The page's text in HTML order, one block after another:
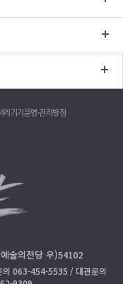
리기기운영·관리방침
술의전당 우)54102
063-454-5535 / 대관문의